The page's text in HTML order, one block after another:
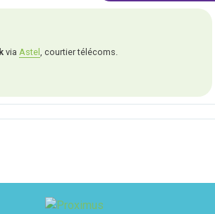
via Astel , courtier télécoms.